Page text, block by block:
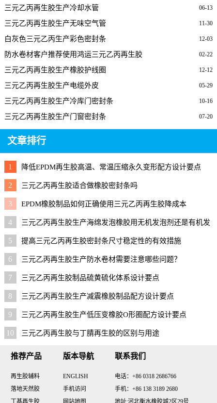
06-13
三元乙丙再生胶生产冷却水管
11-30
三元乙丙再生胶生产无味空气管
12-03
白灰色三元乙丙生产彩色密封条
02-22
防水卷材客户推荐使用鸿运三元乙丙再生胶
12-12
三元乙丙再生胶生产橡胶护线圈
05-29
三元乙丙再生胶生产电缆外皮
10-16
三元乙丙再生胶生产冷库门密封条
07-20
三元乙丙再生胶生产门窗密封条
文章排行
1 降低EPDM再生胶高温、常温压缩永久变形配方设计要点
2 三元乙丙再生胶适合做橡胶密封条吗
3 EPDM橡胶制品如何正确使用三元乙丙再生胶降成本
4
三元乙丙再生胶生产海绵发泡橡胶用无机发泡剂还是有机发
泡剂好？
5 提高三元乙丙再生胶密封条尺寸稳定性的有效措施
6 三元乙丙再生胶生产防水卷材需要注意哪些问题？
7 三元乙丙再生胶制品硫黄硫化体系设计要点
8 三元乙丙再生胶生产减震橡胶制品配方设计要点
9 三元乙丙再生胶生产低压变橡胶O形圈配方设计要点
10 三元乙丙再生胶与丁腈再生胶的区别与用途
推荐产品
再生胶辅料
落地天然胶
丁基再生胶
版本导航
ENGLISH
手机访问
网站地图
联系我们
电话：+86 0318 2686766
手机：+86 138 3189 2680
地址:河北衡水橡胶城2区29号